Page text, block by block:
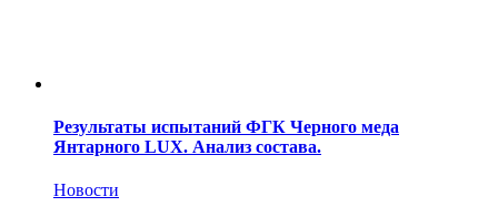
Результаты испытаний ФГК Черного меда
Янтарного LUX. Анализ состава.
Новости